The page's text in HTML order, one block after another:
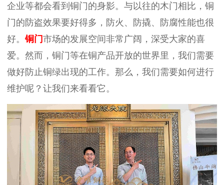
企业等都会看到铜门的身影。与以往的木门相比，铜
门的防盗效果要好得多，防火、防撬、防腐性能也很
好。铜门市场的发展空间非常广阔，深受大家的喜
爱。然而，铜门等在铜产品开放的世界里，我们需要
做好防止铜绿出现的工作。那么，我们需要如何进行
维护呢？让我们来看看它。